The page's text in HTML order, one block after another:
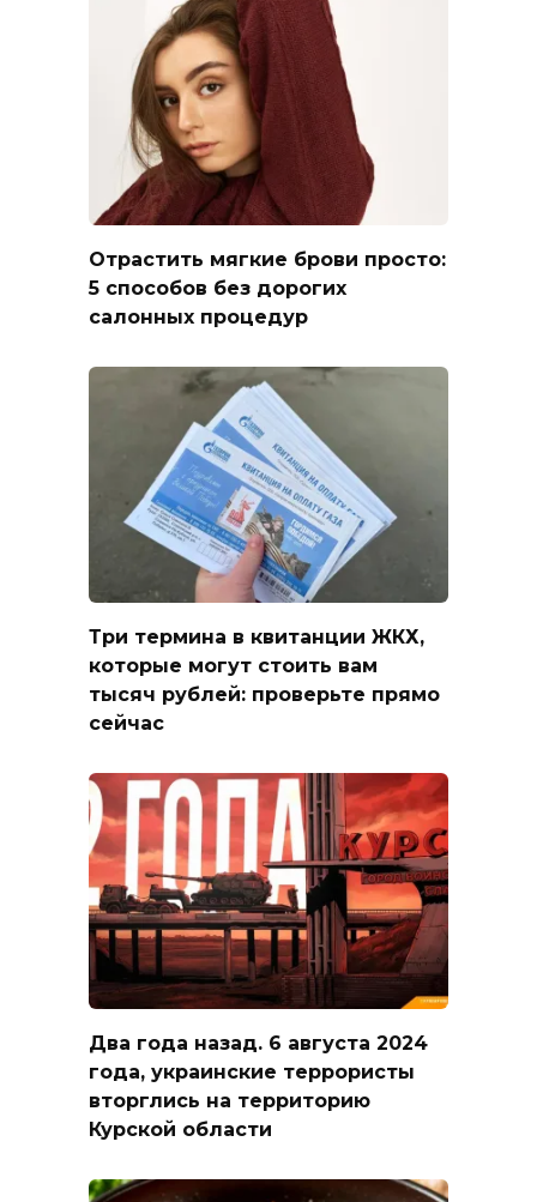
Отрастить мягкие брови просто:
5 способов без дорогих
салонных процедур
Три термина в квитанции ЖКХ,
которые могут стоить вам
тысяч рублей: проверьте прямо
сейчас
Два года назад. 6 августа 2024
года, украинские террористы
вторглись на территорию
Курской области